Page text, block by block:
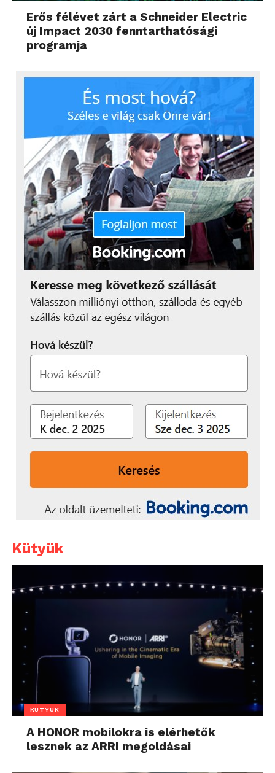
a beépített akkumulátornak köszönhetően órákon
keresztül élvezhetjük.
Technikai paraméterek:
Fényforrás típusa: LED
Technológia: DLP
Natív felbontás: WVGA (852×480 pixel)
Fényerő: 360 lumen
Beépített wifi: Van
Kontrasztarány: 120000 : 1
Fényforrás élettartama: 60000 óra
Vetítési távolság: normál
Vetítési arány: 1,2 : 1
Csatlakozók: HDMI, USB C, Bluetooth
audio, audio kimenet, USB A, WIFI
Tömeg: 0,8 kg
www.mekka-digital.hu/viewsonic-m1x-hordozhato-
smart-led-pico-projektor-wvga
További friss híreket talál a Technokratafőoldalán!
Csatlakozzon hozzánk a
Facebookonis!
Erős félévet zárt a Schneider Electric
új Impact 2030 fenntarthatósági
programja
Kütyük
KÜTYÜK
A HONOR mobilokra is elérhetők
lesznek az ARRI megoldásai